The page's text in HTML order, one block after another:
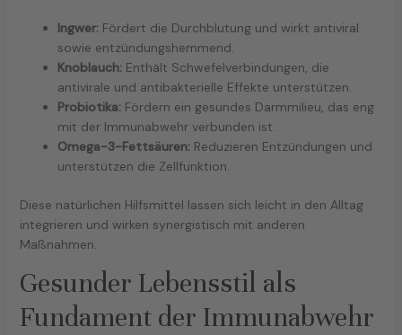
Ingwer:Fördert die Durchblutung und wirkt antiviral
sowie entzündungshemmend.
Knoblauch:Enthält Schwefelverbindungen, die
antivirale und antibakterielle Effekte unterstützen.
Probiotika:Fördern ein gesundes Darmmilieu, das eng
mit der Immunabwehr verbunden ist.
Omega-3-Fettsäuren:Reduzieren Entzündungen und
unterstützen die Zellfunktion.
Diese natürlichen Hilfsmittel lassen sich leicht in den Alltag
integrieren und wirken synergistisch mit anderen
Maßnahmen.
Gesunder Lebensstil als
Fundament der Immunabwehr